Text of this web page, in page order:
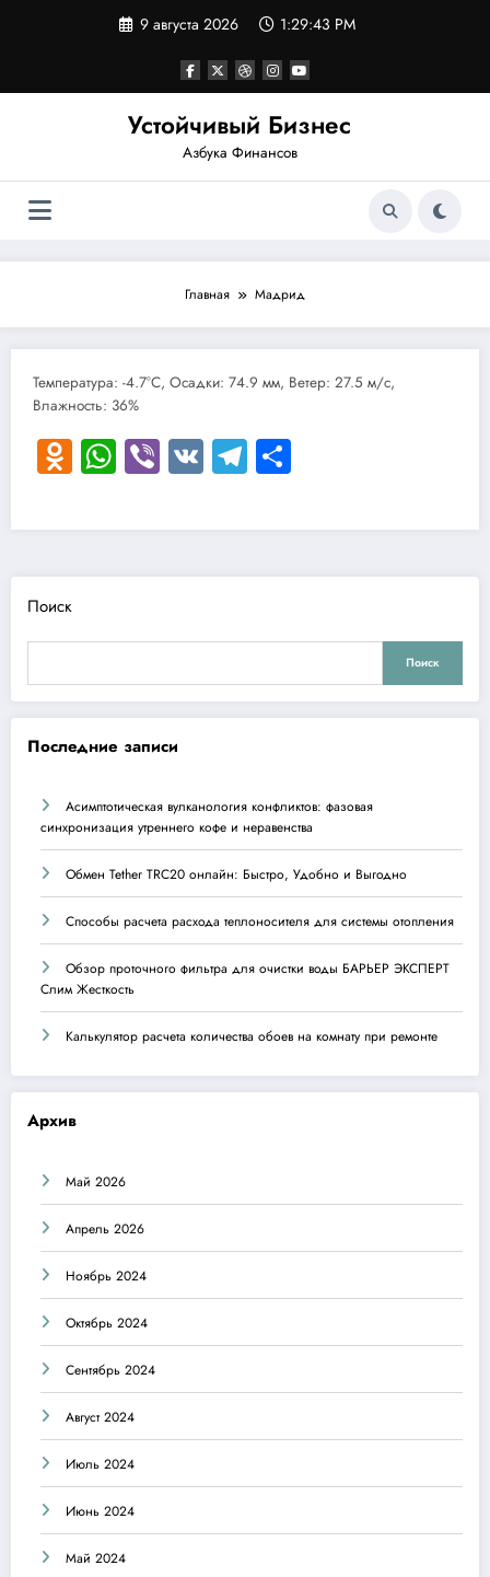
9 августа 2026 1:29:43 PM
Устойчивый Бизнес
Азбука Финансов
Главная Мадрид
Температура: -4.7°C, Осадки: 74.9 мм, Ветер: 27.5 м/с,
Влажность: 36%
Odnoklassniki
WhatsApp
Viber
VKTelegram
Поиск
Поиск
Последние записи
Асимптотическая вулканология конфликтов: фазовая
синхронизация утреннего кофе и неравенства
Обмен Tether TRC20 онлайн: Быстро, Удобно и Выгодно
Способы расчета расхода теплоносителя для системы отопления
Обзор проточного фильтра для очистки воды БАРЬЕР ЭКСПЕРТ
Слим Жесткость
Калькулятор расчета количества обоев на комнату при ремонте
Архив
Май 2026
Апрель 2026
Ноябрь 2024
Октябрь 2024
Сентябрь 2024
Август 2024
Июль 2024
Июнь 2024
Май 2024